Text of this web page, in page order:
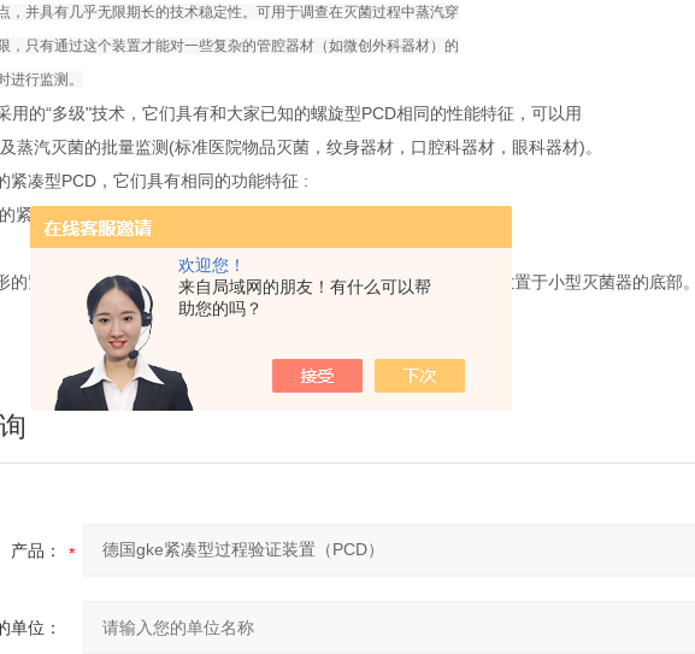
欢迎您！
来自局域网的朋友！有什么可以帮
助您的吗？
，并具有几乎无限期长的技术稳定性。可用于调查在灭菌过程中蒸汽穿
，只有通过这个装置才能对一些复杂的管腔器材（如微创外科器材）的
进行监测。
用的“多级"技术，它们具有和大家已知的螺旋型PCD相同的性能特征，可以用
蒸汽灭菌的批量监测(标准医院物品灭菌，纹身器材，口腔科器材，眼科器材)。
紧凑型PCD，它们具有相同的功能特征 :
紧凑型PCD，带有不锈钢挂钩，可以垂直或水平放置于
的紧凑型PCD，不带有不锈钢挂钩，截面高度为2,5cm，可以水平放置于小型灭菌器的底部。
产品：
单位：